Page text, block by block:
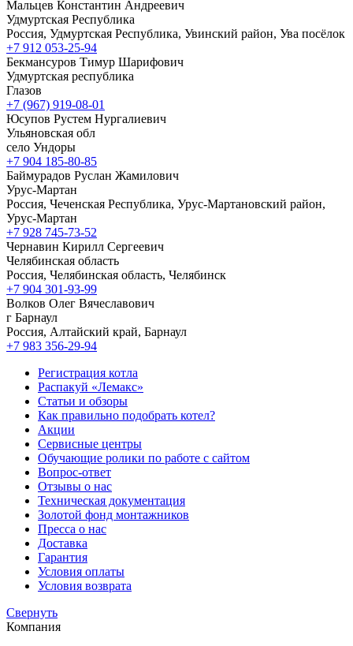
Мальцев Константин Андреевич
Удмуртская Республика
Россия, Удмуртская Республика, Увинский район, Ува посёлок
+7 912 053-25-94
Бекмансуров Тимур Шарифович
Удмуртская республика
Глазов
+7 (967) 919-08-01
Юсупов Рустем Нургалиевич
Ульяновская обл
село Ундоры
+7 904 185-80-85
Баймурадов Руслан Жамилович
Урус-Мартан
Россия, Чеченская Республика, Урус-Мартановский район,
Урус-Мартан
+7 928 745-73-52
Чернавин Кирилл Сергеевич
Челябинская область
Россия, Челябинская область, Челябинск
+7 904 301-93-99
Волков Олег Вячеславович
г Барнаул
Россия, Алтайский край, Барнаул
+7 983 356-29-94
Регистрация котла
Распакуй «Лемакс»
Статьи и обзоры
Как правильно подобрать котел?
Акции
Сервисные центры
Обучающие ролики по работе с сайтом
Вопрос-ответ
Отзывы о нас
Техническая документация
Золотой фонд монтажников
Пресса о нас
Доставка
Гарантия
Условия оплаты
Условия возврата
Cвернуть
Компания